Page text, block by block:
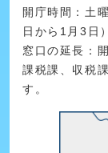
開庁時間：土
日から1月3日
窓口の延長：
課税課、収税
す。